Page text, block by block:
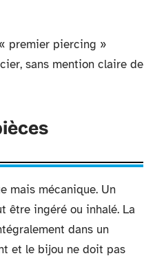
premier piercing »
sans mention claire de
mais mécanique. Un
être ingéré ou inhalé. La
dans un
et le bijou ne doit pas